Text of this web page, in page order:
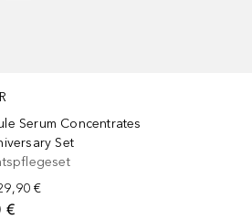
Serum Concentrates
Set
€
€